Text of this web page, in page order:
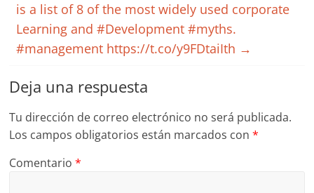
is a list of 8 of the most widely used corporate
Learning and #Development #myths.
#management https://t.co/y9FDtaiIth →
Deja una respuesta
Tu dirección de correo electrónico no será publicada.
Los campos obligatorios están marcados con*
Comentario*